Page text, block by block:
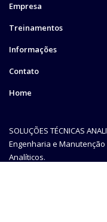
Empresa
Treinamentos
Informações
Contato
Home
SOLUÇÕES TÉCNICAS
Engenharia e
Analíticos.